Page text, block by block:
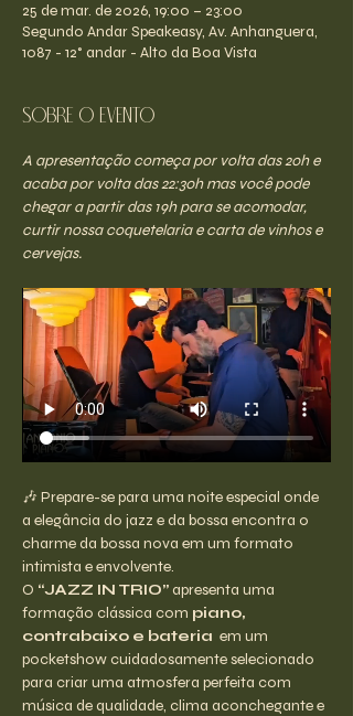
25 de mar. de 2026, 19:00 – 23:00
Segundo Andar Speakeasy, Av. Anhanguera,
1087 - 12° andar - Alto da Boa Vista
Sobre o evento
A apresentação começa por volta das 20h e
acaba por volta das 22:30h mas você pode
chegar a partir das 19h para se acomodar,
curtir nossa coquetelaria e carta de vinhos e
cervejas.
🎶 Prepare-se para uma noite especial onde
a elegância do jazz e da bossa encontra o
charme da bossa nova em um formato
intimista e envolvente.
O “JAZZ IN TRIO” apresenta uma
formação clássica com piano,
contrabaixo e bateria em um
pocketshow cuidadosamente selecionado
para criar uma atmosfera perfeita com
música de qualidade, clima aconchegante e